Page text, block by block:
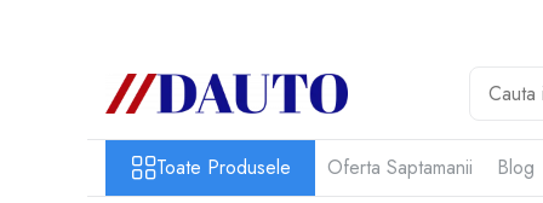
Toate Produsele
Accesorii inox
Toate Produsele Oferta Saptamanii Blog